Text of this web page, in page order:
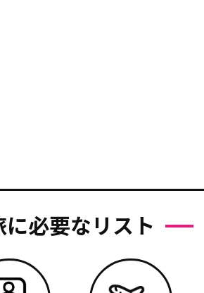
に必要なリスト